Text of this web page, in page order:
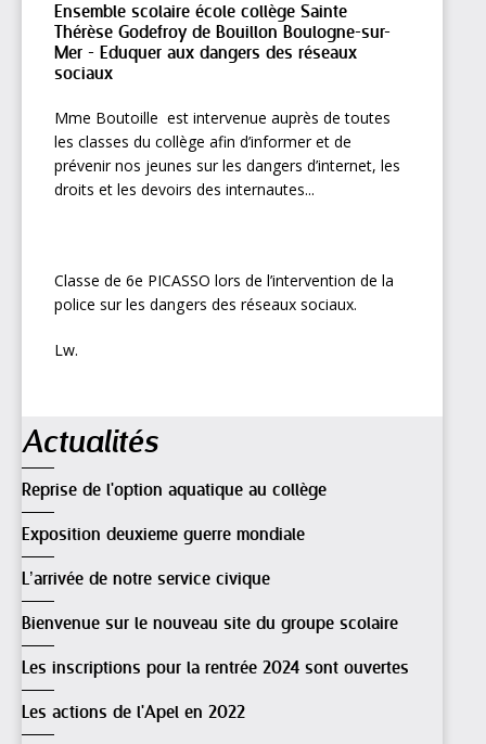
Ensemble scolaire école collège Sainte
Thérèse Godefroy de Bouillon Boulogne-sur-
Mer - Eduquer aux dangers des réseaux
sociaux
Mme Boutoille est intervenue auprès de toutes
les classes du collège afin d’informer et de
prévenir nos jeunes sur les dangers d’internet, les
droits et les devoirs des internautes...
Classe de 6e PICASSO lors de l’intervention de la
police sur les dangers des réseaux sociaux.
Lw.
Actualités
Reprise de l'option aquatique au collège
Exposition deuxieme guerre mondiale
L’arrivée de notre service civique
Bienvenue sur le nouveau site du groupe scolaire
Les inscriptions pour la rentrée 2024 sont ouvertes
Les actions de l'Apel en 2022